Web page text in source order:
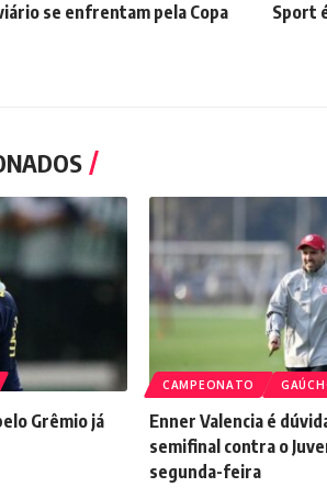
se enfrentam pela Copa
Sport
Grêmio já
CAMPEONATO
Enner Valencia é
semifinal contra o
segunda-feira